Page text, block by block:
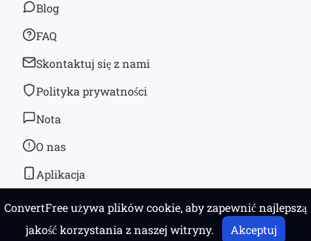
ConvertFree używa plików cookie, aby zapewnić najlepszą
jakość korzystania z naszej witryny.
Akceptuj
Blog
FAQ
Skontaktuj się z nami
Polityka prywatności
Nota
O nas
Aplikacja
© 2026convertfree.com Wszystkie prawa zastrzeżone